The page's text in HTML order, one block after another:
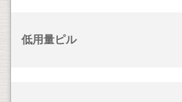
低用量ピル